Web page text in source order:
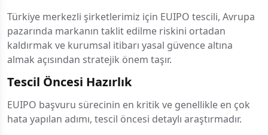
Türkiye merkezli şirketlerimiz için EUIPO tescili, Avrupa
pazarında markanın taklit edilme riskini ortadan
kaldırmak ve kurumsal itibarı yasal güvence altına
almak açısından stratejik önem taşır.
Tescil Öncesi Hazırlık
EUIPO başvuru sürecinin en kritik ve genellikle en çok
hata yapılan adımı, tescil öncesi detaylı araştırmadır.